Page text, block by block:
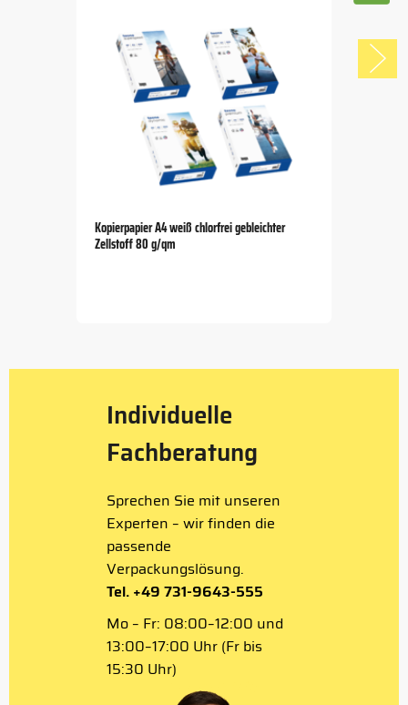
Kopierpapier A4 weiß chlorfrei gebleichter
Zellstoff 80 g/qm
Individuelle
Fachberatung
Sprechen Sie mit unseren
Experten – wir finden die
passende
Verpackungslösung.
Tel. +49 731-9643-555
Mo – Fr: 08:00–12:00 und
13:00–17:00 Uhr (Fr bis
15:30 Uhr)